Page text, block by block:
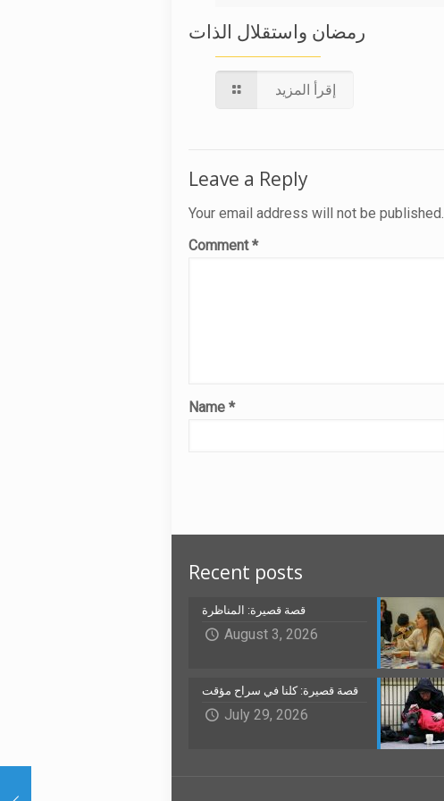
رمضان واستقلال الذات
إقرأ المزيد
Leave a Reply
Your email address will not be published.
Comment*
Name*
Recent posts
قصة قصيرة: المناظرة
August 3, 2026
قصة قصيرة: كلنا في سراح مؤقت
July 29, 2026